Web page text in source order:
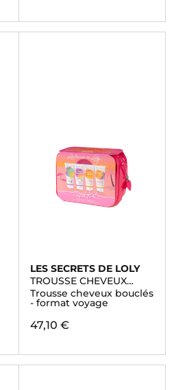
LES SECRETS DE LOLY
TROUSSE CHEVEUX
BOUCLÉS
Trousse cheveux bouclés
- format voyage
47,10 €